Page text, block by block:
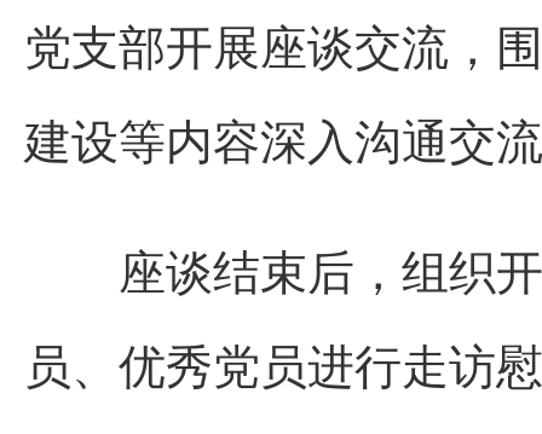
党支部开展座谈交流，
建设等内容深入沟通交
座谈结束后，组织开
员、优秀党员进行走访